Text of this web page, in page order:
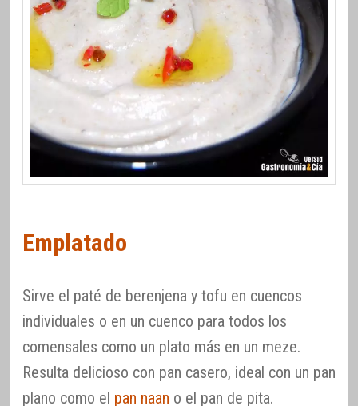
Emplatado
Sirve el paté de berenjena y tofu en cuencos
individuales o en un cuenco para todos los
comensales como un plato más en un meze.
Resulta delicioso con pan casero, ideal con un pan
plano como el pan naan o el pan de pita.